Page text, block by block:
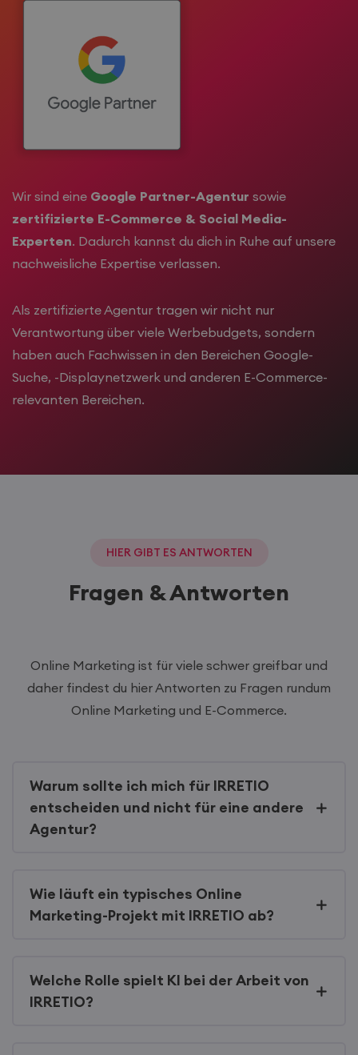
Wir sind eine Google Partner-Agentur sowie
zertifizierte E-Commerce & Social Media-
Experten. Dadurch kannst du dich in Ruhe auf unsere
nachweisliche Expertise verlassen.
Als zertifizierte Agentur tragen wir nicht nur
Verantwortung über viele Werbebudgets, sondern
haben auch Fachwissen in den Bereichen Google-
Suche, -Displaynetzwerk und anderen E-Commerce-
relevanten Bereichen.
HIER GIBT ES ANTWORTEN
Fragen & Antworten
Online Marketing ist für viele schwer greifbar und
daher findest du hier Antworten zu Fragen rundum
Online Marketing und E-Commerce.
Warum sollte ich mich für IRRETIO
entscheiden und nicht für eine andere
Agentur?
Wie läuft ein typisches Online
Marketing-Projekt mit IRRETIO ab?
Welche Rolle spielt KI bei der Arbeit von
IRRETIO?